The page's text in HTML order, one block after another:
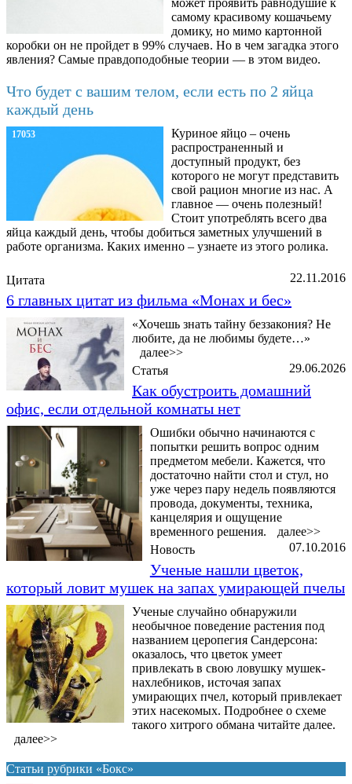
самому красивому кошачьему
домику, но мимо картонной
коробки он не пройдет в 99% случаев. Но в чем загадка этого
явления? Самые правдоподобные теории — в этом видео.
Что будет с вашим телом, если есть по 2 яйца
каждый день
17053
Куриное яйцо – очень
распространенный и
доступный продукт, без
которого не могут представить
свой рацион многие из нас. А
главное — очень полезный!
Стоит употреблять всего два
яйца каждый день, чтобы добиться заметных улучшений в
работе организма. Каких именно – узнаете из этого ролика.
22.11.2016
Цитата
6 главных цитат из фильма «Монах и бес»
«Хочешь знать тайну беззакония? Не
любите, да не любимы будете…»
далее>>
29.06.2026
Статья
Как обустроить домашний
офис, если отдельной комнаты нет
Ошибки обычно начинаются с
попытки решить вопрос одним
предметом мебели. Кажется, что
достаточно найти стол и стул, но
уже через пару недель появляются
провода, документы, техника,
канцелярия и ощущение
временного решения.
далее>>
07.10.2016
Новость
Ученые нашли цветок,
который ловит мушек на запах умирающей пчелы
Ученые случайно обнаружили
необычное поведение растения под
названием церопегия Сандерсона:
оказалось, что цветок умеет
привлекать в свою ловушку мушек-
нахлебников, источая запах
умирающих пчел, который привлекает
этих насекомых. Подробнее о схеме
такого хитрого обмана читайте далее.
далее>>
Статьи рубрики «Бокс»